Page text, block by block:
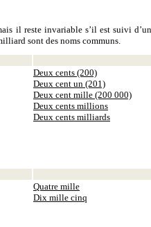
il reste invariable s’il est suivi
sont des noms communs.
Deux cents (200)
Deux cent un (201)
Deux cent mille (200 000)
Deux cents millions
Deux cents milliards
Quatre mille
Dix mille cinq